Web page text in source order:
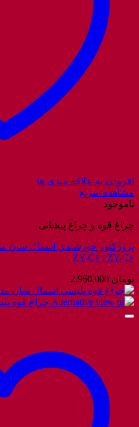
افزودن به علاقه مندی ها
مشاهده سریع
ناموجود
چراغ قوه و چراغ پیشانی
ZY-C۶ / ZY-C۶
تومان